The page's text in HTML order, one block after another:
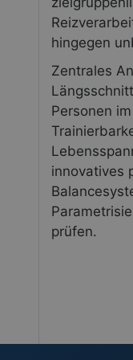
hingegen
Zentrales
Personen
innovatives
prüfen.